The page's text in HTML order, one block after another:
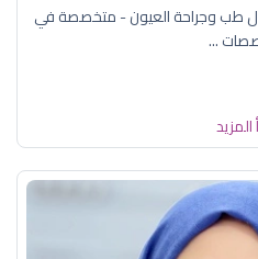
طب وجراحة العيون - متخصصة في
...
المزيد